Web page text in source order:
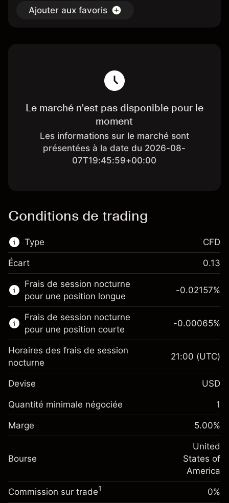
Ajouter aux favoris
Le marché n'est pas disponible pour le
moment
Les informations sur le marché sont
présentées à la date du 2026-08-
07T19:45:59+00:00
Conditions de trading
Type
Ce marché financier est disponible pour le
trading de CFD.
En savoir plus sur :
CFD
CFD
Écart 0.13
Frais de session nocturne
pour une position longue
Marge. Votre
investissement
Ajustement des fonds de
Frais sur la valeur totale de la
-0.021568
%
(-$4.31)
Taille de la position avec effet de levier
Valeur nominale avec effet de levier
-0.02157%
Frais de session nocturne
pour une position courte
Marge. Votre
$1,000.00
de overnight
position
-0.000654
%
(-$0.13)
Taille de la position avec effet de levier
-0.00065%
Horaires des frais de session
nocturne
21:00 (UTC)
Devise USD
Quantité minimale négociée 1
Marge 5.00%
Bourse
United
States of
America
Commission sur trade1 0%